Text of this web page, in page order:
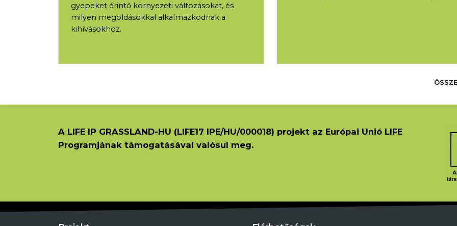
gyepeket érintő környezeti változásokat, és
milyen megoldásokkal alkalmazkodnak a
kihívásokhoz.
A LIFE IP GRASSLAND-HU (LIFE17 IPE/HU/000018) projekt az Európai Unió LIFE
Programjának támogatásával valósul meg.